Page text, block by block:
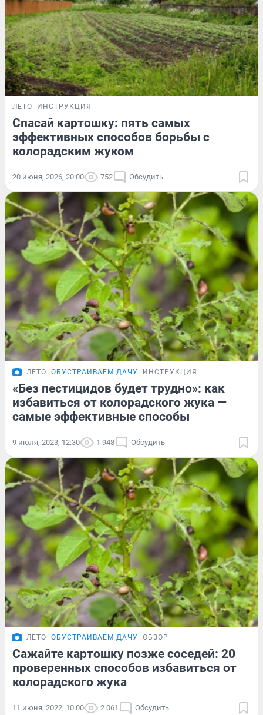
ЛЕТО ИНСТРУКЦИЯ
Спасай картошку: пять самых
эффективных способов борьбы с
колорадским жуком
20 июня, 2026, 20:00 752 Обсудить
ЛЕТО ОБУСТРАИВАЕМ ДАЧУ ИНСТРУКЦИЯ
«Без пестицидов будет трудно»: как
избавиться от колорадского жука —
самые эффективные способы
9 июля, 2023, 12:30 1 948 Обсудить
ЛЕТО ОБУСТРАИВАЕМ ДАЧУ ОБЗОР
Сажайте картошку позже соседей: 20
проверенных способов избавиться от
колорадского жука
11 июня, 2022, 10:00 2 061 Обсудить